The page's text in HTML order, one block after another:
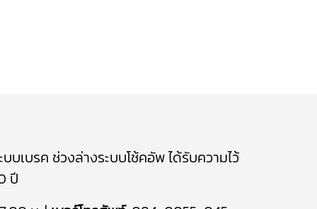
บบเบรค ช่วงล่างระบบโช้คอัพได้รับความไว้
ปี